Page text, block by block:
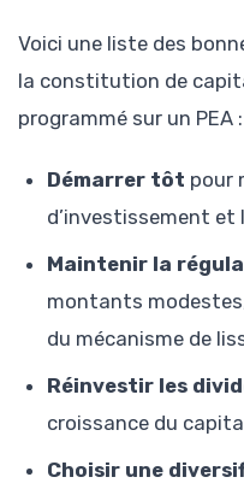
Voici une liste des
la constitution de
programmé sur un PEA :
Démarrer tôt pour
d’investissement et
Maintenir la
montants
du mécanisme de
Réinvestir les
croissance du
Choisir une